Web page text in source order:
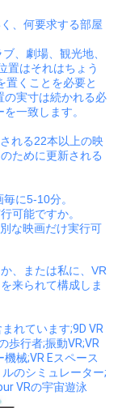
、何要求する部屋
、劇場、観光地、
置はそれはちょう
置くことを必要と
の実寸は続かれる必
一致します。
れる22本以上の映
ために更新される
に5-10分。
可能ですか。
な映画だけ実行可
、または私に、VR
来られて構成しま
れています;9D VR
歩行者;振動VR;VR
械;VR Eスペース
のシミュレーター;
VRの宇宙遊泳